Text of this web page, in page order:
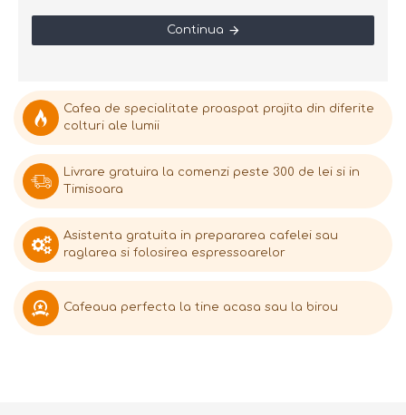
Cafea de specialitate proaspat prajita din diferite
colturi ale lumii
Livrare gratuira la comenzi peste 300 de lei si in
Timisoara
Asistenta gratuita in prepararea cafelei sau
raglarea si folosirea espressoarelor
Cafeaua perfecta la tine acasa sau la birou
Continua